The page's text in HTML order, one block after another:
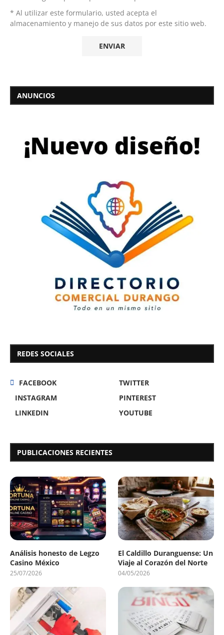
* Al utilizar este formulario, usted acepta el
almacenamiento y manejo de sus datos por este sitio web.
ANUNCIOS
REDES SOCIALES
FACEBOOK
TWITTER
INSTAGRAM
PINTEREST
LINKEDIN
YOUTUBE
PUBLICACIONES RECIENTES
Análisis honesto de Legzo
Casino México
25/07/2026
El Caldillo Duranguense: Un
Viaje al Corazón del Norte
04/05/2026